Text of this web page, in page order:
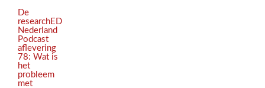
De
researchED
Nederland
Podcast
aflevering
78: Wat is
het
probleem
met